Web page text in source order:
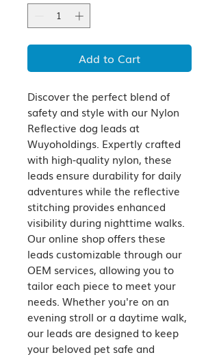
Add to Cart
Discover the perfect blend of
safety and style with our Nylon
Reflective dog leads at
Wuyoholdings. Expertly crafted
with high-quality nylon, these
leads ensure durability for daily
adventures while the reflective
stitching provides enhanced
visibility during nighttime walks.
Our online shop offers these
leads customizable through our
OEM services, allowing you to
tailor each piece to meet your
needs. Whether you're on an
evening stroll or a daytime walk,
our leads are designed to keep
your beloved pet safe and